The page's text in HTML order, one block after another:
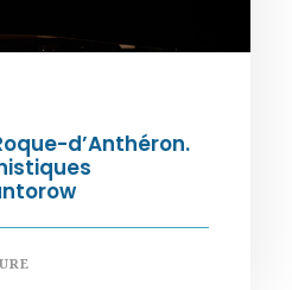
d’Anthéron.